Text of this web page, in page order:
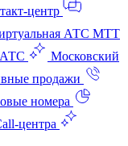
АТС МТТ
АТС
Московский
продажи
номера
центра